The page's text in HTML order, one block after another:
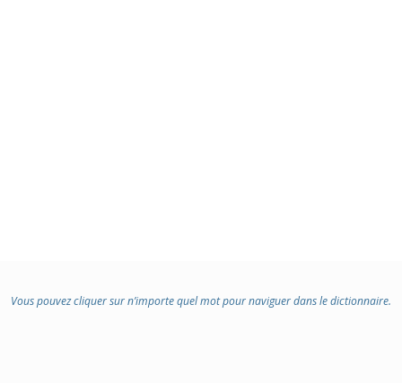
Vous pouvez cliquer sur n’importe quel mot pour naviguer dans le dictionnaire.